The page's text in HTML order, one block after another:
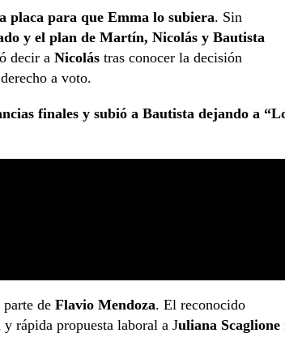
placa para que Emma lo subiera. Sin
y el plan de Martín, Nicolás y Bautista
decir a Nicolás tras conocer la decisión
a voto.
finales y subió a Bautista dejando a
de Flavio Mendoza. El reconocido
rápida propuesta laboral a Juliana Scaglione